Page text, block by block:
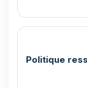
Politique